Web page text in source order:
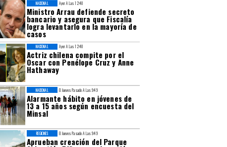
Ayer A Las 12:40
Ministro Arrau defiende secreto
bancario y asegura que Fiscalía
logra levantarlo en la mayoría de
casos
NACIONAL
Ayer A Las 12:40
Actriz chilena compite por el
Oscar con Penélope Cruz y Anne
Hathaway
NACIONAL
El Jueves Pasado A Las 9:49
Alarmante hábito en jóvenes de
13 a 15 años según encuesta del
Minsal
NACIONAL
El Jueves Pasado A Las 9:49
Aprueban creación del Parque
REGIONES